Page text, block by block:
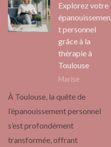
Explorez votre
épanouissemen
t personnel
grâce à la
thérapie à
Toulouse
Marise
À Toulouse, la quête de
l’épanouissement personnel
s’est profondément
transformée, offrant